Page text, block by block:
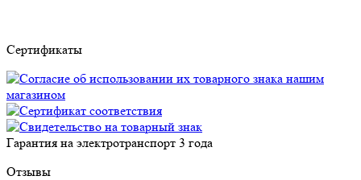
Сертификаты
Гарантия на электротранспорт 3 года
Отзывы